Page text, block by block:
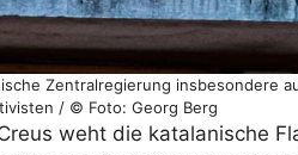
Zentralregierung insbesondere
/ © Foto: Georg Berg
weht die katalanische